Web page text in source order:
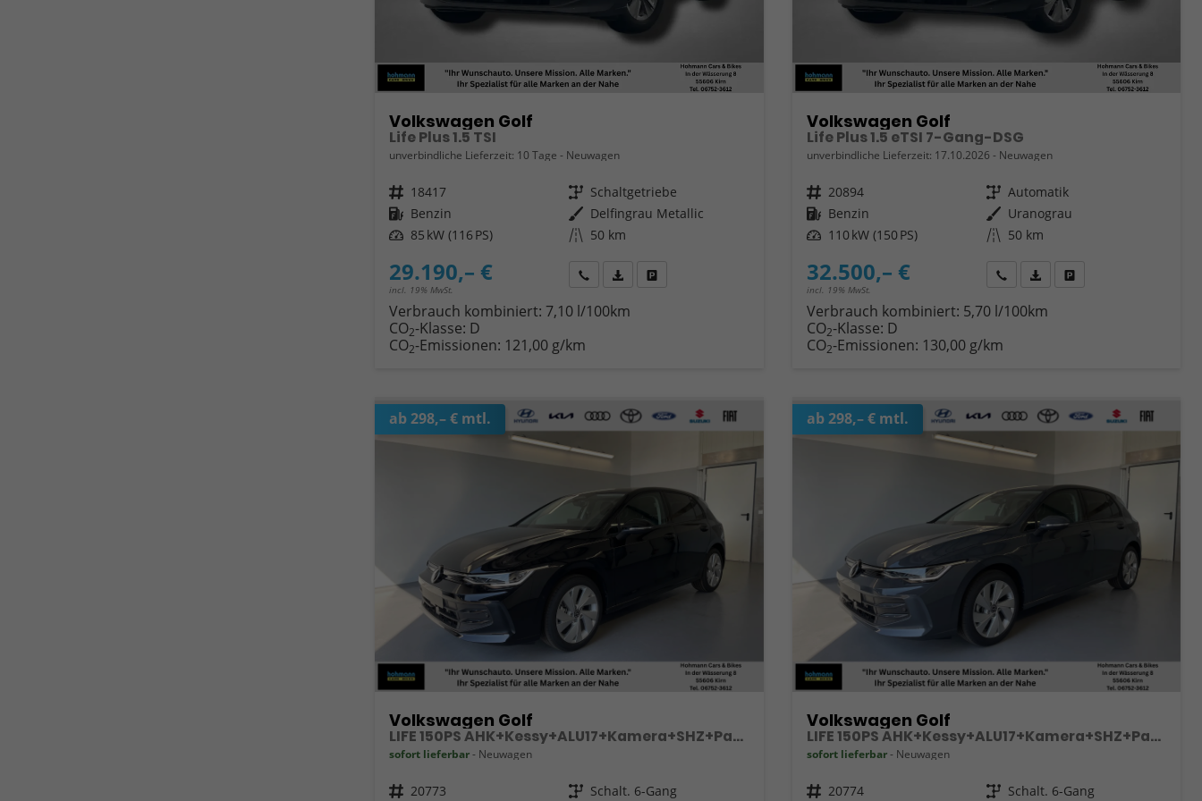
Volkswagen Golf
Life Plus 1.5 TSI
unverbindliche Lieferzeit: 10 Tage Neuwagen
Fahrzeugnr. 18417 Getriebe Schaltgetriebe
Kraftstoff Benzin Außenfarbe Delfingrau Metallic
Leistung 85 kW (116 PS) Kilometerstand 50 km
29.190,– €
incl. 19% MwSt.
Wir rufen Sie anFahrzeugexposé (PDF)
Verbrauch kombiniert: 7,10 l/100km
CO2-Klasse: D
CO2-Emissionen: 121,00 g/km
Volkswagen Golf
Life Plus 1.5 eTSI 7-Gang-DSG
unverbindliche Lieferzeit: 17.10.2026 Neuwagen
Fahrzeugnr. 20894 Getriebe Automatik
Kraftstoff Benzin Außenfarbe Uranograu
Leistung 110 kW (150 PS) Kilometerstand 50 km
32.500,– €
incl. 19% MwSt.
Wir rufen Sie an
Fahrzeugexposé (PDF)
Fahrzeug parken
Verbrauch kombiniert: 5,70 l/100km
CO2-Klasse: D
CO2-Emissionen: 130,00 g/km
ab 298,– € mtl.
Volkswagen Golf
LIFE 150PS AHK+Kessy+ALU17+Kamera+SHZ+Parklenk+Alarm
sofort lieferbar Neuwagen
Fahrzeugnr. 20773 Getriebe Schalt. 6-Gang
ab 298,– € mtl.
Volkswagen Golf
LIFE 150PS AHK+Kessy+ALU17+Kamera+SHZ+Parklenk+Alarm
sofort lieferbar Neuwagen
Fahrzeugnr. 20774 Getriebe Schalt. 6-Gang